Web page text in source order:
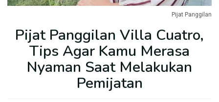
Pijat Panggilan
Pijat Panggilan Villa Cuatro,
Tips Agar Kamu Merasa
Nyaman Saat Melakukan
Pemijatan